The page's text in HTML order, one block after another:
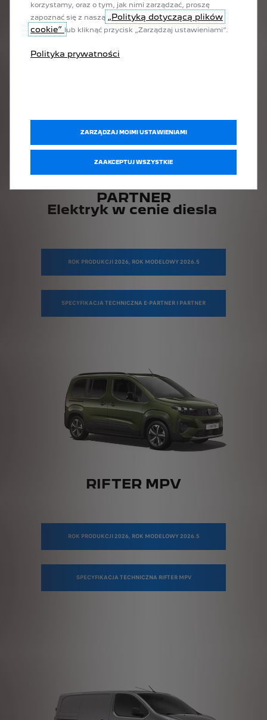
PARTNER
Elektryk w cenie diesla
ROK PRODUKCJI 2026, ROK MODELOWY 2026.5
SPECYFIKACJA TECHNICZNA E-PARTNER I PARTNER
RIFTER MPV
ROK PRODUKCJI 2026, ROK MODELOWY 2026.5
SPECYFIKACJA TECHNICZNA RIFTER MPV
korzystamy, oraz o tym, jak nimi zarządzać, proszę
zapoznać się z naszą „Polityką dotyczącą plików
cookie” lub kliknąć przycisk „Zarządzaj ustawieniami”.
Polityka prywatności
ZARZĄDZAJ MOIMI USTAWIENIAMI
ZAAKCEPTUJ WSZYSTKIE